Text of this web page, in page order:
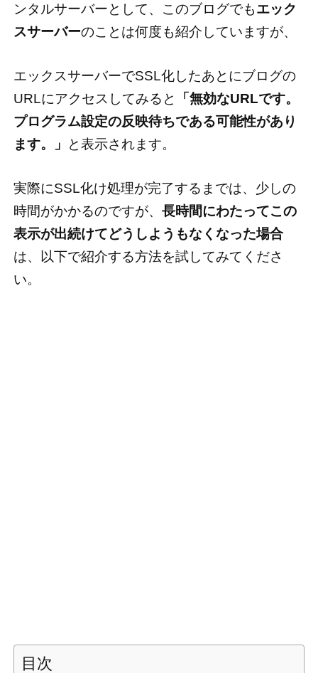
ンタルサーバーとして、このブログでもエック
スサーバーのことは何度も紹介していますが、
エックスサーバーでSSL化したあとにブログの
URLにアクセスしてみると
「無効なURLです。
プログラム設定の反映待ちである可能性があり
ます。」
と表示されます。
実際にSSL化け処理が完了するまでは、少しの
時間がかかるのですが、 長時間にわたってこの
表示が出続けてどうしようもなくなった場合
は、以下で紹介する方法を試してみてくださ
い。
目次